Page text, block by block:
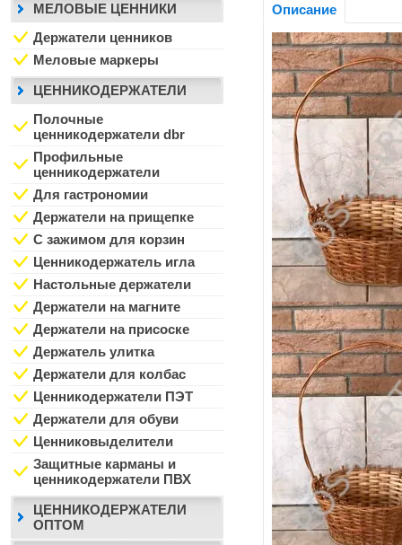
Описание
МЕЛОВЫЕ ЦЕННИКИ
Держатели ценников
Меловые маркеры
ЦЕННИКОДЕРЖАТЕЛИ
Полочные
ценникодержатели dbr
Профильные
ценникодержатели
Для гастрономии
Держатели на прищепке
С зажимом для корзин
Ценникодержатель игла
Настольные держатели
Держатели на магните
Держатели на присоске
Держатель улитка
Держатели для колбас
Ценникодержатели ПЭТ
Держатели для обуви
Ценниковыделители
Защитные карманы и
ценникодержатели ПВХ
ЦЕННИКОДЕРЖАТЕЛИ
ОПТОМ